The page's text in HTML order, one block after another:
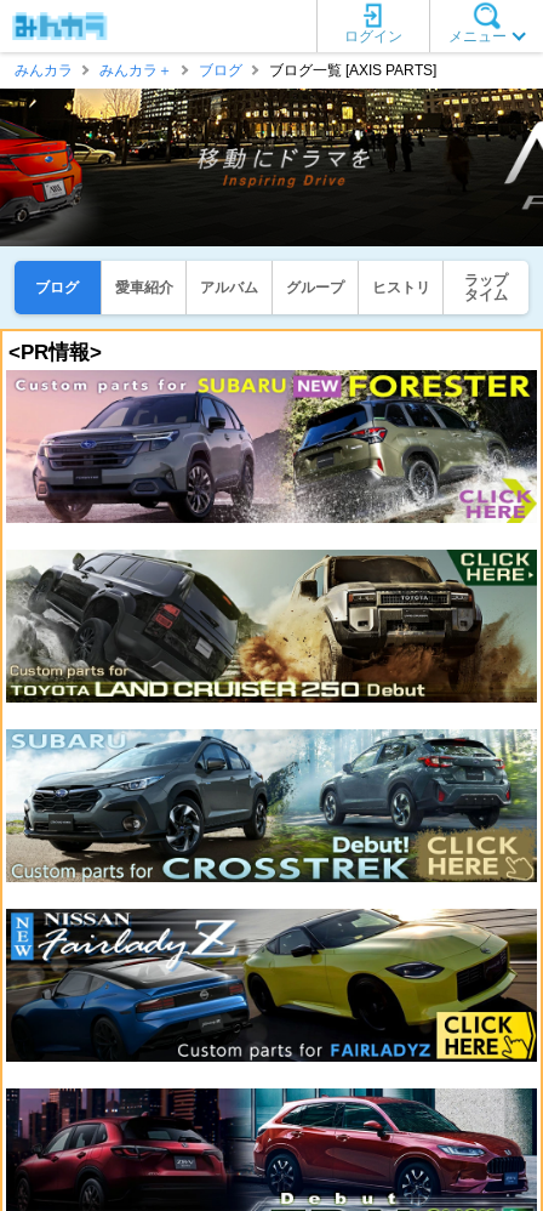
メニュー
ログイン
みんカラ
みんカラ＋ ブログ ブログ一覧 [AXIS PARTS]
ブログ 愛車紹介 アルバム グループ ヒストリ
ラップ
タイム
<PR情報>